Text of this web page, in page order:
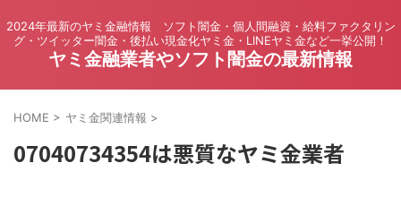
2024年最新のヤミ金融情報 ソフト闇金・個人間融資・給料ファクタリン
グ・ツイッター闇金・後払い現金化ヤミ金・LINEヤミ金など一挙公開！
ヤミ金融業者やソフト闇金の最新情報
HOME > ヤミ金関連情報 >
07040734354は悪質なヤミ金業者